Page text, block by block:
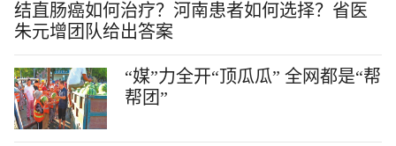
结直肠癌如何治疗？河南患者如何选择？省医
朱元增团队给出答案
“媒”力全开“顶瓜瓜” 全网都是“帮
帮团”